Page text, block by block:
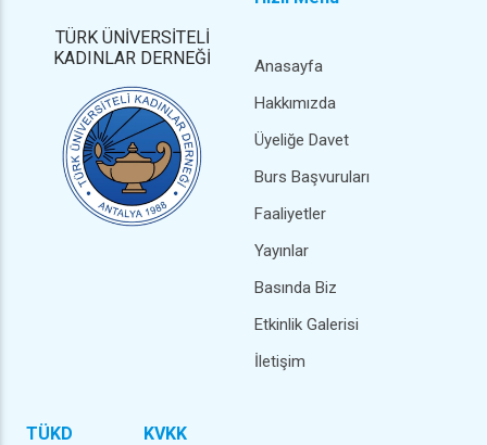
TÜRK ÜNİVERSİTELİ
KADINLAR DERNEĞİ
Anasayfa
Hakkımızda
Üyeliğe Davet
Burs Başvuruları
Faaliyetler
Yayınlar
Basında Biz
Etkinlik Galerisi
İletişim
TÜKD KVKK